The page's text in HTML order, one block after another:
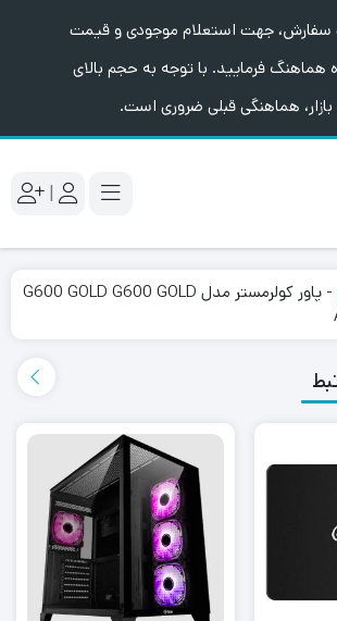
سفارش، جهت استعلام موجودی و قیمت
هماهنگ فرمایید. با توجه به حجم بالای
بازار، هماهنگی قبلی ضروری است.
|
-
پاور کولرمستر مدل G600 GOLD G600 GOLD